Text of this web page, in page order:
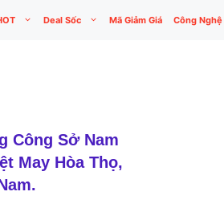
Deal Sốc Mã Giảm Giá Công Nghệ
Công Sở Nam
May Hòa Thọ,